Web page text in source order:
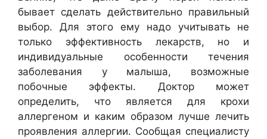
бывает сделать действительно правильный
выбор. Для этого ему надо учитывать не
только эффективность лекарств, но и
индивидуальные особенности течения
заболевания у малыша, возможные
побочные эффекты. Доктор может
определить, что является для крохи
аллергеном и каким образом лучше лечить
проявления аллергии. Сообщая специалисту